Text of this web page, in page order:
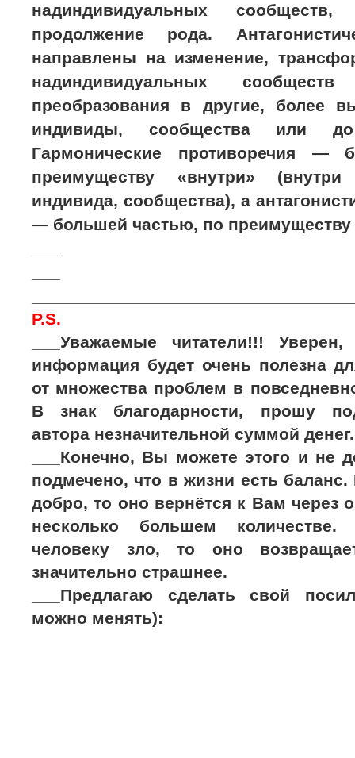
надиндивидуальных
продолжение рода.
направлены на изменение,
надиндивидуальных
преобразования в другие, более
индивиды, сообщества или
Гармонические противоречия —
преимуществу «внутри»
индивида, сообщества), а
— большей частью, по преимуществу
P.S.
___Уважаемые читатели!!!
информация будет очень полезна
от множества проблем в
В знак благодарности, прошу
автора незначительной суммой денег.
___Конечно, Вы можете этого и не
подмечено, что в жизни есть
добро, то оно вернётся к Вам через
несколько большем
человеку зло, то оно
значительно страшнее.
___Предлагаю сделать свой
можно менять):